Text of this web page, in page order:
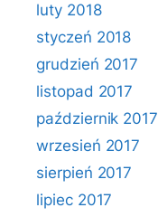
luty 2018
styczeń 2018
grudzień 2017
listopad 2017
październik 2017
wrzesień 2017
sierpień 2017
lipiec 2017